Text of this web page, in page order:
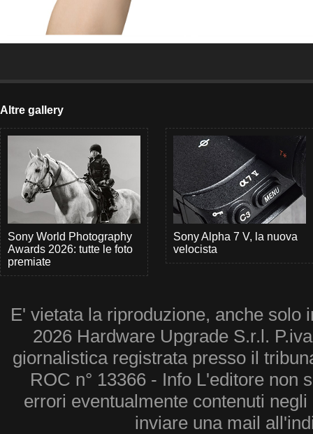
Altre gallery
Sony World Photography
Awards 2026: tutte le foto
premiate
Sony Alpha 7 V, la nuova
velocista
E' vietata la riproduzione, anche solo
2026 Hardware Upgrade S.r.l.
giornalistica registrata presso il
ROC n° 13366 - Info L'editore non
errori eventualmente contenuti
inviare una mail